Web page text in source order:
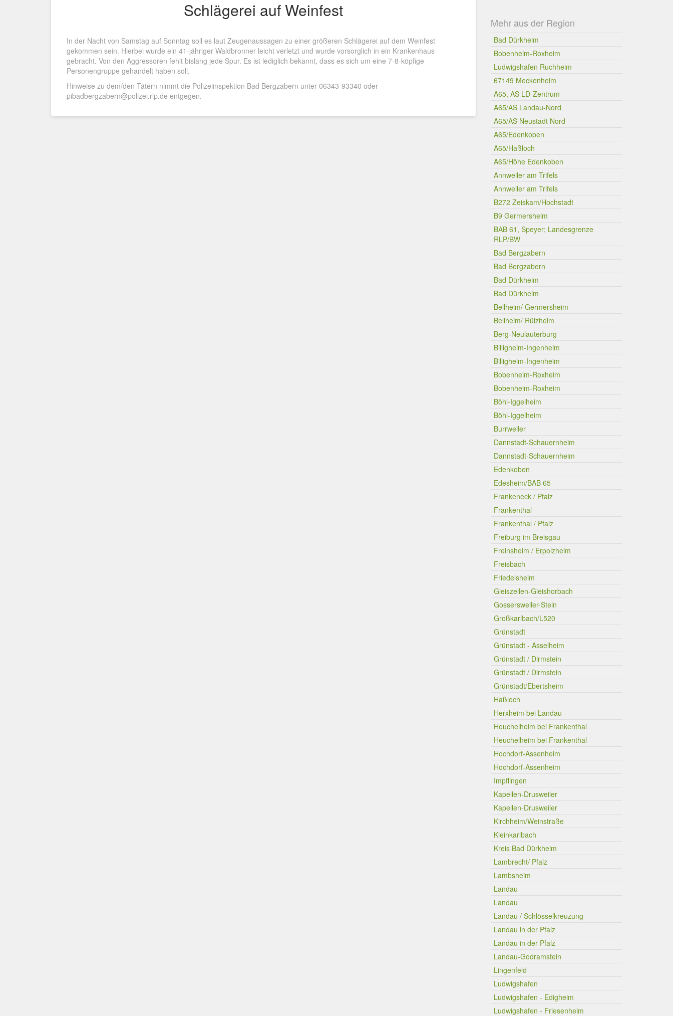
Schlägerei auf Weinfest
In der Nacht von Samstag auf Sonntag soll es laut Zeugenaussagen zu einer größeren Schlägerei auf dem Weinfest
gekommen sein. Hierbei wurde ein 41-jähriger Waldbronner leicht verletzt und wurde vorsorglich in ein Krankenhaus
gebracht. Von den Aggressoren fehlt bislang jede Spur. Es ist lediglich bekannt, dass es sich um eine 7-8-köpfige
Personengruppe gehandelt haben soll.
Hinweise zu dem/den Tätern nimmt die Polizeiinspektion Bad Bergzabern unter 06343-93340 oder
pibadbergzabern@polizei.rlp.de entgegen.
Mehr aus der Region
Bad Dürkheim
Bobenheim-Roxheim
Ludwigshafen Ruchheim
67149 Meckenheim
A65, AS LD-Zentrum
A65/AS Landau-Nord
A65/AS Neustadt Nord
A65/Edenkoben
A65/Haßloch
A65/Höhe Edenkoben
Annweiler am Trifels
Annweiler am Trifels
B272 Zeiskam/Hochstadt
B9 Germersheim
BAB 61, Speyer; Landesgrenze
RLP/BW
Bad Bergzabern
Bad Bergzabern
Bad Dürkheim
Bad Dürkheim
Bellheim/ Germersheim
Bellheim/ Rülzheim
Berg-Neulauterburg
Billigheim-Ingenheim
Billigheim-Ingenheim
Bobenheim-Roxheim
Bobenheim-Roxheim
Böhl-Iggelheim
Böhl-Iggelheim
Burrweiler
Dannstadt-Schauernheim
Dannstadt-Schauernheim
Edenkoben
Edesheim/BAB 65
Frankeneck / Pfalz
Frankenthal
Frankenthal / Pfalz
Freiburg im Breisgau
Freinsheim / Erpolzheim
Freisbach
Friedelsheim
Gleiszellen-Gleishorbach
Gossersweiler-Stein
Großkarlbach/L520
Grünstadt
Grünstadt - Asselheim
Grünstadt / Dirmstein
Grünstadt / Dirmstein
Grünstadt/Ebertsheim
Haßloch
Herxheim bei Landau
Heuchelheim bei Frankenthal
Heuchelheim bei Frankenthal
Hochdorf-Assenheim
Hochdorf-Assenheim
Impflingen
Kapellen-Drusweiler
Kapellen-Drusweiler
Kirchheim/Weinstraße
Kleinkarlbach
Kreis Bad Dürkheim
Lambrecht/ Pfalz
Lambsheim
Landau
Landau
Landau / Schlösselkreuzung
Landau in der Pfalz
Landau in der Pfalz
Landau-Godramstein
Lingenfeld
Ludwigshafen
Ludwigshafen - Edigheim
Ludwigshafen - Friesenheim